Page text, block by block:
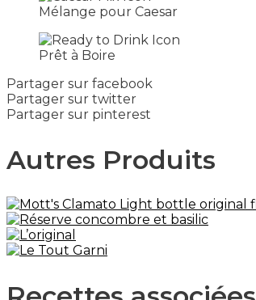
Mélange pour Caesar
Prêt à Boire
Partager sur facebook
Partager sur twitter
Partager sur pinterest
Autres Produits